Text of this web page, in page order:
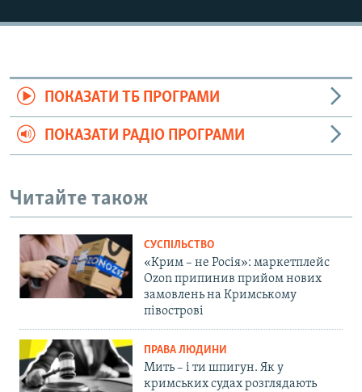
ПОКАЗАТИ ТБ ПРОГРАМИ
ПОКАЗАТИ РАДІО ПРОГРАМИ
Читайте також
СУСПІЛЬСТВО
«Крим – не Росія»: маркетплейс
Ozon припинив прийом нових
замовлень на Кримському
півострові
ПРАВА ЛЮДИНИ
Мить – і ти шпигун. Як у
кримських судах розглядають